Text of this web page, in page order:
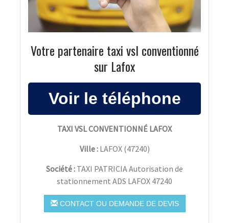
Votre partenaire taxi vsl conventionné
sur Lafox
TAXI VSL CONVENTIONNÉ LAFOX
Ville : LAFOX(47240)
Société : TAXI PATRICIA Autorisation de
stationnement ADS LAFOX 47240
CONTACT OU DEMANDE DE DEVIS